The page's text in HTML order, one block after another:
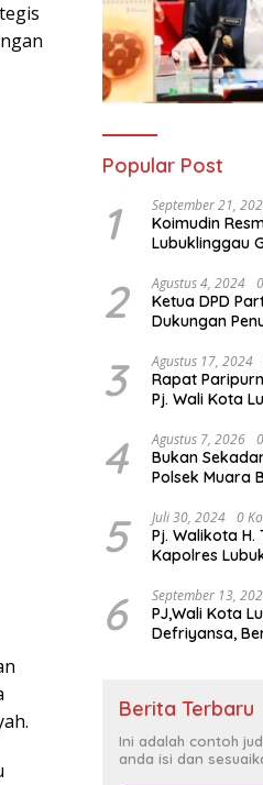
Popular Post
1 September 21,
Koimudin
Lubuklinggau
2 Agustus 4, 2024
Ketua DPD
Dukungan
Konawe
3 Agustus 17, 2024
Rapat
Pj. Wali Kota
Presiden RI
4 Agustus 7, 2026
Bukan
Polsek Muara
5 Juli 30, 2024 0
Pj. Walikota
Kapolres
Hajatan Politik
6 September 13,
PJ,Wali Kota
Defriyansa,
Berita Terbaru
Ini adalah contoh
anda isi dan